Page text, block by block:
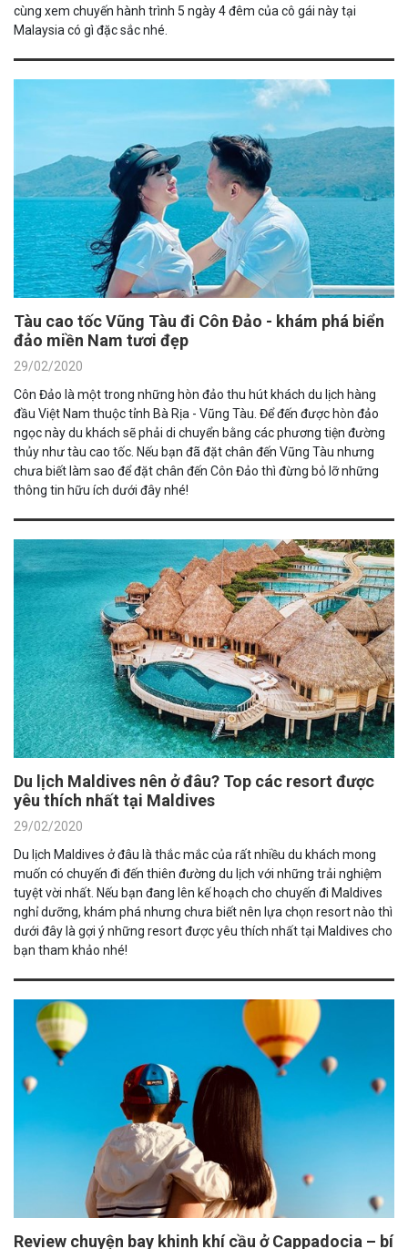
cùng xem chuyến hành trình 5 ngày 4 đêm của cô gái này tại
Malaysia có gì đặc sắc nhé.
Tàu cao tốc Vũng Tàu đi Côn Đảo - khám phá biển
đảo miền Nam tươi đẹp
29/02/2020
Côn Đảo là một trong những hòn đảo thu hút khách du lịch hàng
đầu Việt Nam thuộc tỉnh Bà Rịa - Vũng Tàu. Để đến được hòn đảo
ngọc này du khách sẽ phải di chuyển bằng các phương tiện đường
thủy như tàu cao tốc. Nếu bạn đã đặt chân đến Vũng Tàu nhưng
chưa biết làm sao để đặt chân đến Côn Đảo thì đừng bỏ lỡ những
thông tin hữu ích dưới đây nhé!
Du lịch Maldives nên ở đâu? Top các resort được
yêu thích nhất tại Maldives
29/02/2020
Du lịch Maldives ở đâu là thắc mắc của rất nhiều du khách mong
muốn có chuyến đi đến thiên đường du lịch với những trải nghiệm
tuyệt vời nhất. Nếu bạn đang lên kế hoạch cho chuyến đi Maldives
nghỉ dưỡng, khám phá nhưng chưa biết nên lựa chọn resort nào thì
dưới đây là gợi ý những resort được yêu thích nhất tại Maldives cho
bạn tham khảo nhé!
Review chuyện bay khinh khí cầu ở Cappadocia – bí